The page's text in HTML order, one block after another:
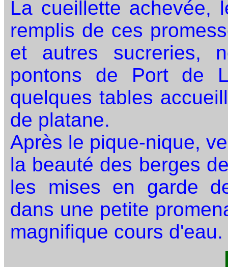
La cueillette achevée,
remplis de ces
et autres sucreries,
pontons de Port de
quelques tables
de platane.
Après le pique-nique,
la beauté des berges
les mises en garde
dans une petite
magnifique cours d'eau.